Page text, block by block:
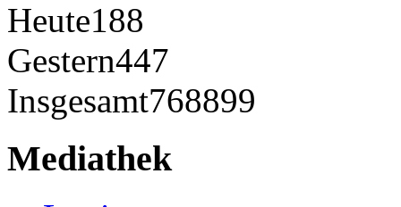
Heute188
Gestern447
Insgesamt768899
Mediathek